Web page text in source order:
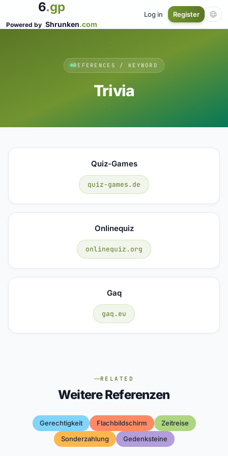
6.gp
Powered by Shrunken.com
Log in Register
REFERENCES / KEYWORD
Trivia
Quiz-Games
quiz-games.de
Onlinequiz
onlinequiz.org
Gaq
gaq.eu
RELATED
Weitere Referenzen
Gerechtigkeit Flachbildschirm
Zeitreise
Sonderzahlung
Gedenksteine